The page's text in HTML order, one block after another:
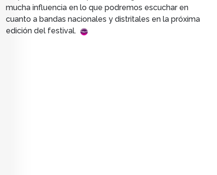
mucha influencia en lo que podremos escuchar en
cuanto a bandas nacionales y distritales en la próxima
edición del festival.